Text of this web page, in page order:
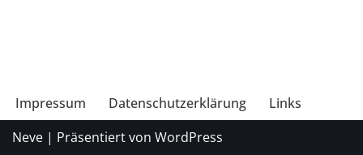
Impressum Datenschutzerklärung
Links
Neve | Präsentiert von WordPress